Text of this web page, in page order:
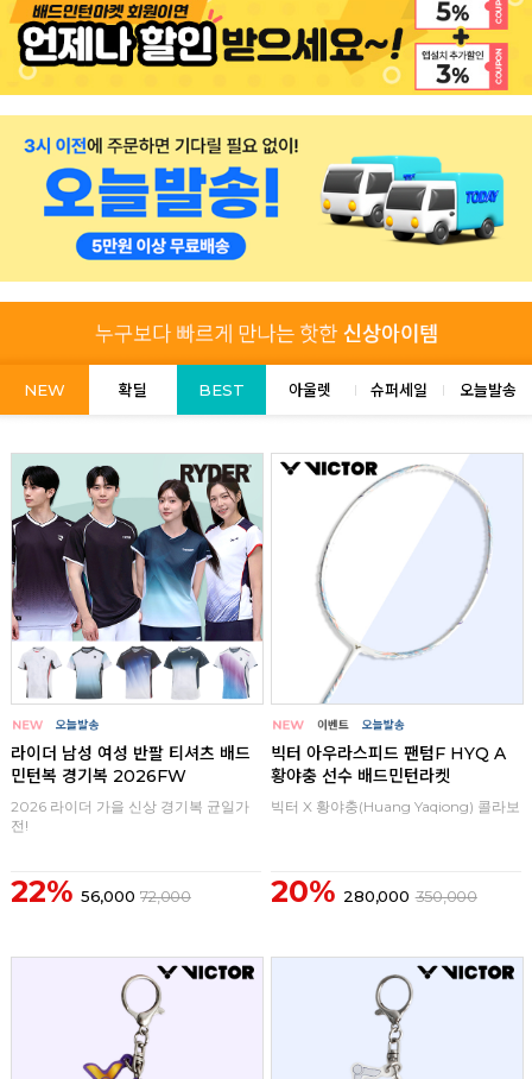
NEW 확딜 BEST 아울렛 슈퍼세일 오늘발송
라이더 남성 여성 반팔 티셔츠 배드
민턴복 경기복 2026FW
2026 라이더 가을 신상 경기복 균일가
전!
22% 56,000 72,000
빅터 아우라스피드 팬텀F HYQ A
황야충 선수 배드민턴라켓
빅터 X 황야충(Huang Yaqiong) 콜라보
20% 280,000 350,000